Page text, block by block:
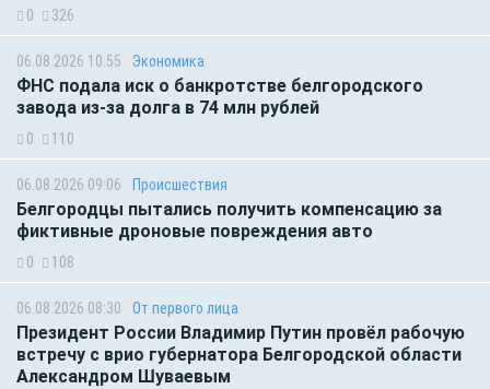
0 326
06.08.2026 10:55 Экономика
ФНС подала иск о банкротстве белгородского
завода из-за долга в 74 млн рублей
0 110
06.08.2026 09:06 Происшествия
Белгородцы пытались получить компенсацию за
фиктивные дроновые повреждения авто
0 108
06.08.2026 08:30 От первого лица
Президент России Владимир Путин провёл рабочую
встречу с врио губернатора Белгородской области
Александром Шуваевым